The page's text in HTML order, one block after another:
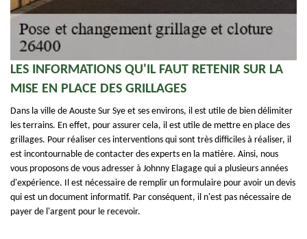
LES INFORMATIONS QU'IL FAUT RETENIR SUR LA
MISE EN PLACE DES GRILLAGES
Dans la ville de Aouste Sur Sye et ses environs, il est utile de bien délimiter
les terrains. En effet, pour assurer cela, il est utile de mettre en place des
grillages. Pour réaliser ces interventions qui sont très difficiles à réaliser, il
est incontournable de contacter des experts en la matière. Ainsi, nous
vous proposons de vous adresser à Johnny Elagage qui a plusieurs années
d'expérience. Il est nécessaire de remplir un formulaire pour avoir un devis
qui est un document informatif. Par conséquent, il n'est pas nécessaire de
payer de l'argent pour le recevoir.